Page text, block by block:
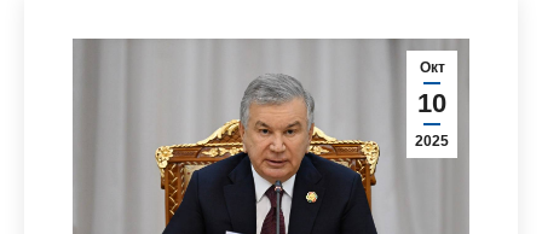
Окт
10
2025